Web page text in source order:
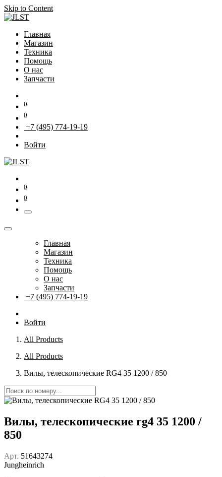
Skip to Content
Главная
Магазин
Техника
Помощь
О нас
Запчасти
0
0
+7 (495) 774-19-19
Войти
0
0
Главная
Магазин
Техника
Помощь
О нас
Запчасти
+7 (495) 774-19-19
Войти
All Products
All Products
Вилы, телескопические RG4 35 1200 / 850
Вилы, телескопические rg4 35 1200 /
850
Арт. 51643274
Jungheinrich